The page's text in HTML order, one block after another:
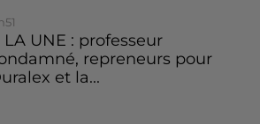
LA UNE : professeur
repreneurs pour
et la...